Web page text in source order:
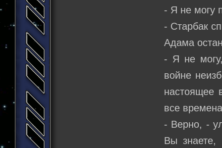
- Я не могу
- Старбак
Адама
- Я не
войне
настоящее
все
- Верно, -
Вы знаете,